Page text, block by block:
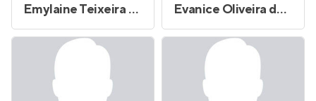
Emylaine Teixeira de Souza Evanice Oliveira dos Santos